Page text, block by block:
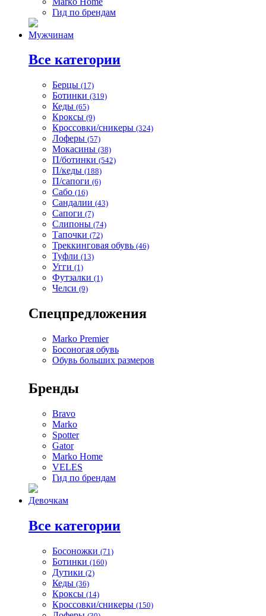
Гид по брендам
Мужчинам
Все категории
Берцы (17)
Ботинки (319)
Кеды (65)
Кроксы (9)
Кроссовки/сникеры (324)
Лоферы (57)
Мокасины (38)
П/ботинки (542)
П/кеды (188)
П/сапоги (6)
Сабо (16)
Сандалии (43)
Сапоги (7)
Слипоны (74)
Тапочки (72)
Треккинговая обувь (46)
Туфли (13)
Угги (1)
Футзалки (1)
Челси (9)
Спецпредложения
Marko Premier
Босоногая обувь
Обувь больших размеров
Бренды
Bravo
Marko
Spotter
Gator
Marko Home
VELES
Гид по брендам
Девочкам
Все категории
Босоножки (71)
Ботинки (160)
Дутики (2)
Кеды (36)
Кроксы (14)
Кроссовки/сникеры (150)